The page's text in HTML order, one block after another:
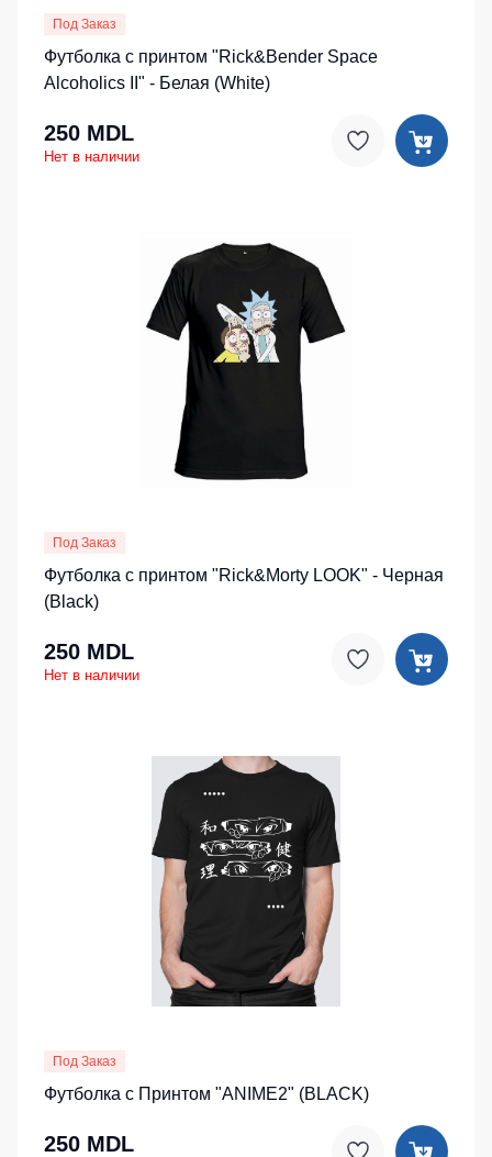
Под Заказ
Футболка с принтом "Rick&Bender Space
Alcoholics II" - Белая (White)
250 MDL
Нет в наличии
Под Заказ
Футболка с принтом "Rick&Morty LOOK" - Черная
(Black)
250 MDL
Нет в наличии
Под Заказ
Футболка с Принтом "ANIME2" (BLACK)
250 MDL